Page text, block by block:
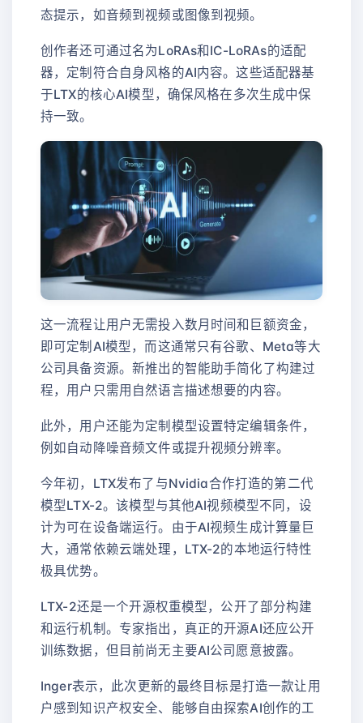
态提示，如音频到视频或图像到视频。
创作者还可通过名为LoRAs和IC-LoRAs的适配
器，定制符合自身风格的AI内容。这些适配器基
于LTX的核心AI模型，确保风格在多次生成中保
持一致。
这一流程让用户无需投入数月时间和巨额资金，
即可定制AI模型，而这通常只有谷歌、Meta等大
公司具备资源。新推出的智能助手简化了构建过
程，用户只需用自然语言描述想要的内容。
此外，用户还能为定制模型设置特定编辑条件，
例如自动降噪音频文件或提升视频分辨率。
今年初，LTX发布了与Nvidia合作打造的第二代
模型LTX-2。该模型与其他AI视频模型不同，设
计为可在设备端运行。由于AI视频生成计算量巨
大，通常依赖云端处理，LTX-2的本地运行特性
极具优势。
LTX-2还是一个开源权重模型，公开了部分构建
和运行机制。专家指出，真正的开源AI还应公开
训练数据，但目前尚无主要AI公司愿意披露。
Inger表示，此次更新的最终目标是打造一款让用
户感到知识产权安全、能够自由探索AI创作的工